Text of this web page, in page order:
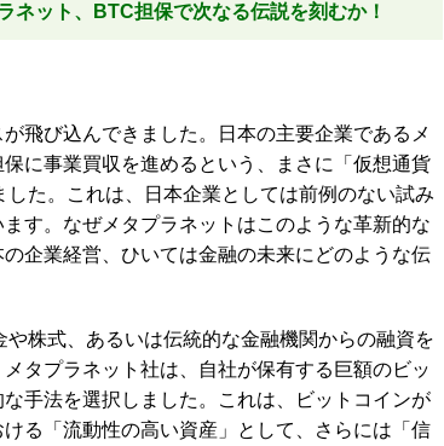
ネット、BTC担保で次なる伝説を刻むか！
飛び込んできました。日本の主要企業であるメ
に事業買収を進めるという、まさに「仮想通貨
た。これは、日本企業としては前例のない試み
す。なぜメタプラネットはこのような革新的な
企業経営、ひいては金融の未来にどのような伝
株式、あるいは伝統的な金融機関からの融資を
タプラネット社は、自社が保有する巨額のビッ
手法を選択しました。これは、ビットコインが
る「流動性の高い資産」として、さらには「信